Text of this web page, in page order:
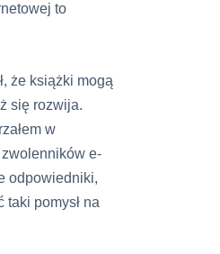
to
że książki mogą
się rozwija.
w
e-
odpowiedniki,
taki pomysł na